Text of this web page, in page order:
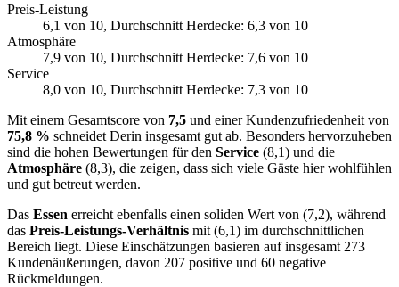
Preis-Leistung
6,1 von 10, Durchschnitt Herdecke: 6,3 von 10
Atmosphäre
7,9 von 10, Durchschnitt Herdecke: 7,6 von 10
Service
8,0 von 10, Durchschnitt Herdecke: 7,3 von 10
Mit einem Gesamtscore von 7,5 und einer Kundenzufriedenheit von
75,8 % schneidet Derin insgesamt gut ab. Besonders hervorzuheben
sind die hohen Bewertungen für den Service (8,1) und die
Atmosphäre (8,3), die zeigen, dass sich viele Gäste hier wohlfühlen
und gut betreut werden.
Das Essen erreicht ebenfalls einen soliden Wert von (7,2), während
das Preis-Leistungs-Verhältnis mit (6,1) im durchschnittlichen
Bereich liegt. Diese Einschätzungen basieren auf insgesamt 273
Kundenäußerungen, davon 207 positive und 60 negative
Rückmeldungen.